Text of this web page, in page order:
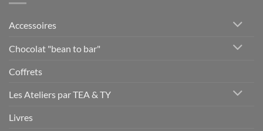
Accessoires
Chocolat "bean to bar"
Coffrets
Les Ateliers par TEA & TY
Livres